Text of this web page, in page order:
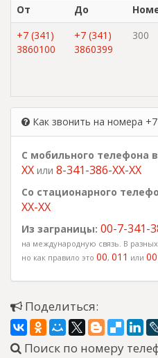
От До
+7 (341)
3860100
+7 (341)
3860399
300
Как звонить на номера
С мобильного телефона
XX или 8-341-386-XX-XX
Со стационарного
XX-XX
Из заграницы: 00-7-341-
на международную связь. В
но как правило это 00, 011 или
Поделиться:
Поиск по номеру